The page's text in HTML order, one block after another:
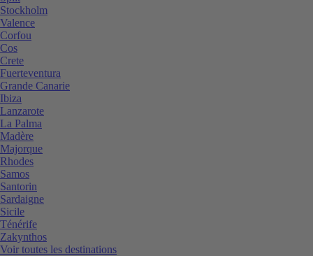
Stockholm
Valence
Corfou
Cos
Crete
Fuerteventura
Grande Canarie
Ibiza
Lanzarote
La Palma
Madère
Majorque
Rhodes
Samos
Santorin
Sardaigne
Sicile
Ténérife
Zakynthos
Voir toutes les destinations